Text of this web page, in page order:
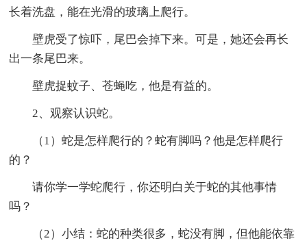
长着洗盘，能在光滑的玻璃上爬行。
壁虎受了惊吓，尾巴会掉下来。可是，她还会再长
出一条尾巴来。
壁虎捉蚊子、苍蝇吃，他是有益的。
2、观察认识蛇。
（1）蛇是怎样爬行的？蛇有脚吗？他是怎样爬行
的？
请你学一学蛇爬行，你还明白关于蛇的其他事情
吗？
（2）小结：蛇的种类很多，蛇没有脚，但他能依靠